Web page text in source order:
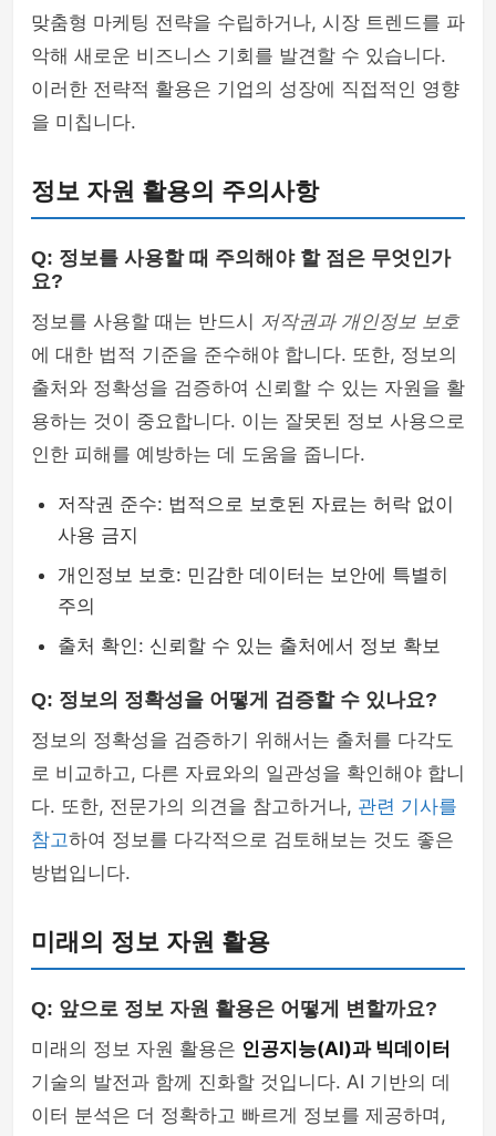
맞춤형 마케팅 전략을 수립하거나, 시장 트렌드를 파
악해 새로운 비즈니스 기회를 발견할 수 있습니다.
이러한 전략적 활용은 기업의 성장에 직접적인 영향
을 미칩니다.
정보 자원 활용의 주의사항
Q: 정보를 사용할 때 주의해야 할 점은 무엇인가
요?
정보를 사용할 때는 반드시 저작권과 개인정보 보호
에 대한 법적 기준을 준수해야 합니다. 또한, 정보의
출처와 정확성을 검증하여 신뢰할 수 있는 자원을 활
용하는 것이 중요합니다. 이는 잘못된 정보 사용으로
인한 피해를 예방하는 데 도움을 줍니다.
저작권 준수: 법적으로 보호된 자료는 허락 없이
사용 금지
개인정보 보호: 민감한 데이터는 보안에 특별히
주의
출처 확인: 신뢰할 수 있는 출처에서 정보 확보
Q: 정보의 정확성을 어떻게 검증할 수 있나요?
정보의 정확성을 검증하기 위해서는 출처를 다각도
로 비교하고, 다른 자료와의 일관성을 확인해야 합니
다. 또한, 전문가의 의견을 참고하거나, 관련 기사를
참고하여 정보를 다각적으로 검토해보는 것도 좋은
방법입니다.
미래의 정보 자원 활용
Q: 앞으로 정보 자원 활용은 어떻게 변할까요?
미래의 정보 자원 활용은 인공지능(AI)과 빅데이터
기술의 발전과 함께 진화할 것입니다. AI 기반의 데
이터 분석은 더 정확하고 빠르게 정보를 제공하며,